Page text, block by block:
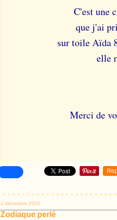
C'est une
que j'ai
sur toile Aïda
elle
Merci de
2 décembre 2025
Zodiaque perlé